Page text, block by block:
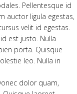
Pellentesque id
auctor ligula egestas,
velit id egestas.
est justo. Nulla
porta. Quisque
leo. Nulla in
dolor quam,